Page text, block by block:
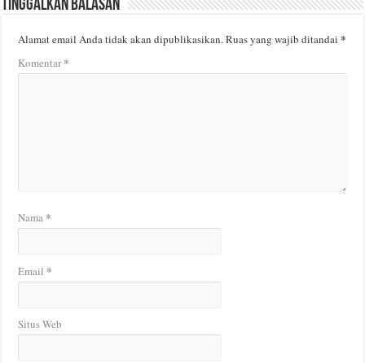
Tinggalkan Balasan
Alamat email Anda tidak akan dipublikasikan.Ruas yang wajib ditandai*
Komentar*
Nama *
Email *
Situs Web